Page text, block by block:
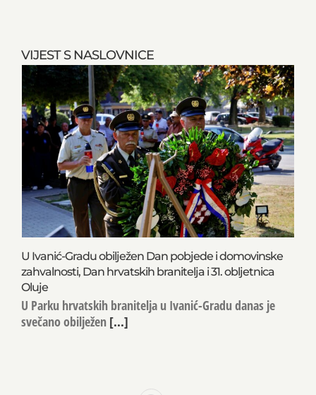
VIJEST S NASLOVNICE
U Ivanić-Gradu obilježen Dan pobjede i domovinske
zahvalnosti, Dan hrvatskih branitelja i 31. obljetnica
Oluje
U Parku hrvatskih branitelja u Ivanić-Gradu danas je
svečano obilježen [...]